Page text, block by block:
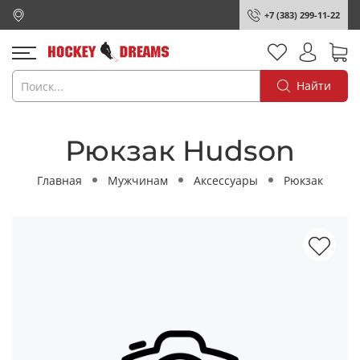
+7 (383) 299-11-22
Найти
Рюкзак Hudson
Главная Мужчинам Аксессуары Рюкзак